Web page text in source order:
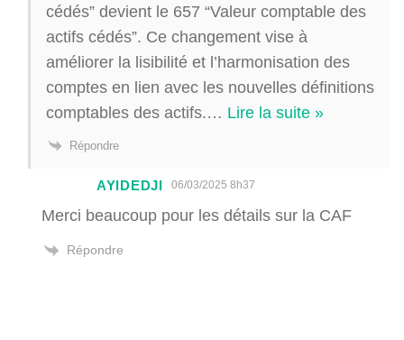
cédés” devient le 657 “Valeur comptable des
actifs cédés”. Ce changement vise à
améliorer la lisibilité et l’harmonisation des
comptes en lien avec les nouvelles définitions
comptables des actifs.… Lire la suite »
Répondre
AYIDEDJI 06/03/2025 8h37
Merci beaucoup pour les détails sur la CAF
Répondre